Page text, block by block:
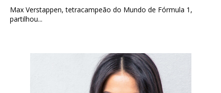
Max Verstappen, tetracampeão do Mundo de Fórmula 1,
partilhou...